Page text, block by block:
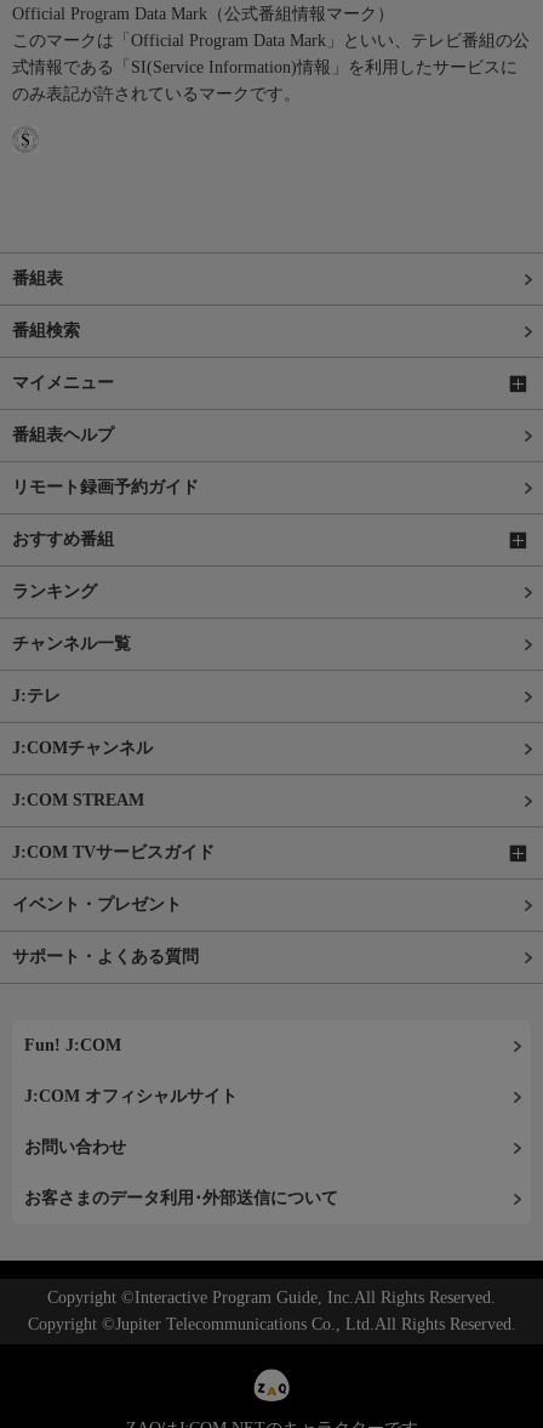
Official Program Data Mark（公式番組情報マーク）
このマークは「Official Program Data Mark」といい、テレビ番組の公
式情報である「SI(Service Information)情報」を利用したサービスに
のみ表記が許されているマークです。
番組表
番組検索
マイメニュー
番組表ヘルプ
リモート録画予約ガイド
おすすめ番組
ランキング
チャンネル一覧
J:テレ
J:COMチャンネル
J:COM STREAM
J:COM TVサービスガイド
イベント・プレゼント
サポート・よくある質問
Fun! J:COM
J:COM オフィシャルサイト
お問い合わせ
お客さまのデータ利用･外部送信について
Copyright ©Interactive Program Guide, Inc.All Rights Reserved.
Copyright ©Jupiter Telecommunications Co., Ltd.All Rights Reserved.